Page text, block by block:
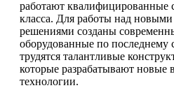
работают квалифицированные
класса. Для работы над
решениями созданы
оборудованные по последнему
трудятся талантливые
которые разрабатывают новые
технологии.